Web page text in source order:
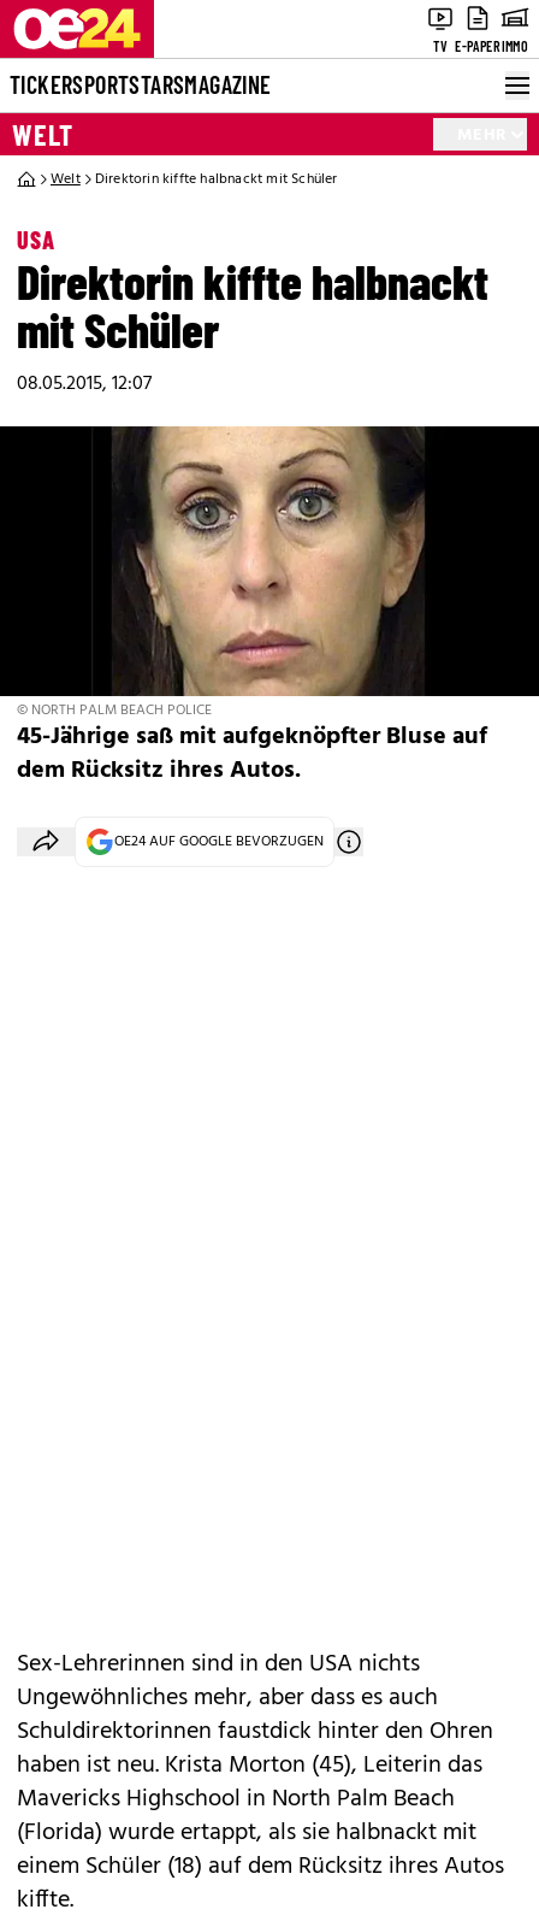
TV E-PAPERIMMO
TICKERSPORTSTARSMAGAZINE
WELT
Welt Direktorin kiffte halbnackt mit Schüler
USA
Direktorin kiffte halbnackt
mit Schüler
08.05.2015, 12:07
© NORTH PALM BEACH POLICE
45-Jährige saß mit aufgeknöpfter Bluse auf
dem Rücksitz ihres Autos.
OE24 AUF GOOGLE BEVORZUGEN
Sex-Lehrerinnen sind in den USA nichts
Ungewöhnliches mehr, aber dass es auch
Schuldirektorinnen faustdick hinter den Ohren
haben ist neu. Krista Morton (45), Leiterin das
Mavericks Highschool in North Palm Beach
(Florida) wurde ertappt, als sie halbnackt mit
einem Schüler (18) auf dem Rücksitz ihres Autos
kiffte.